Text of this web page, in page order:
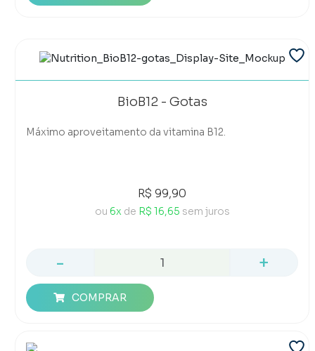
BioB12 - Gotas
Máximo aproveitamento da vitamina B12.
R$ 99,90
ou 6x de R$ 16,65 sem juros
- +
COMPRAR